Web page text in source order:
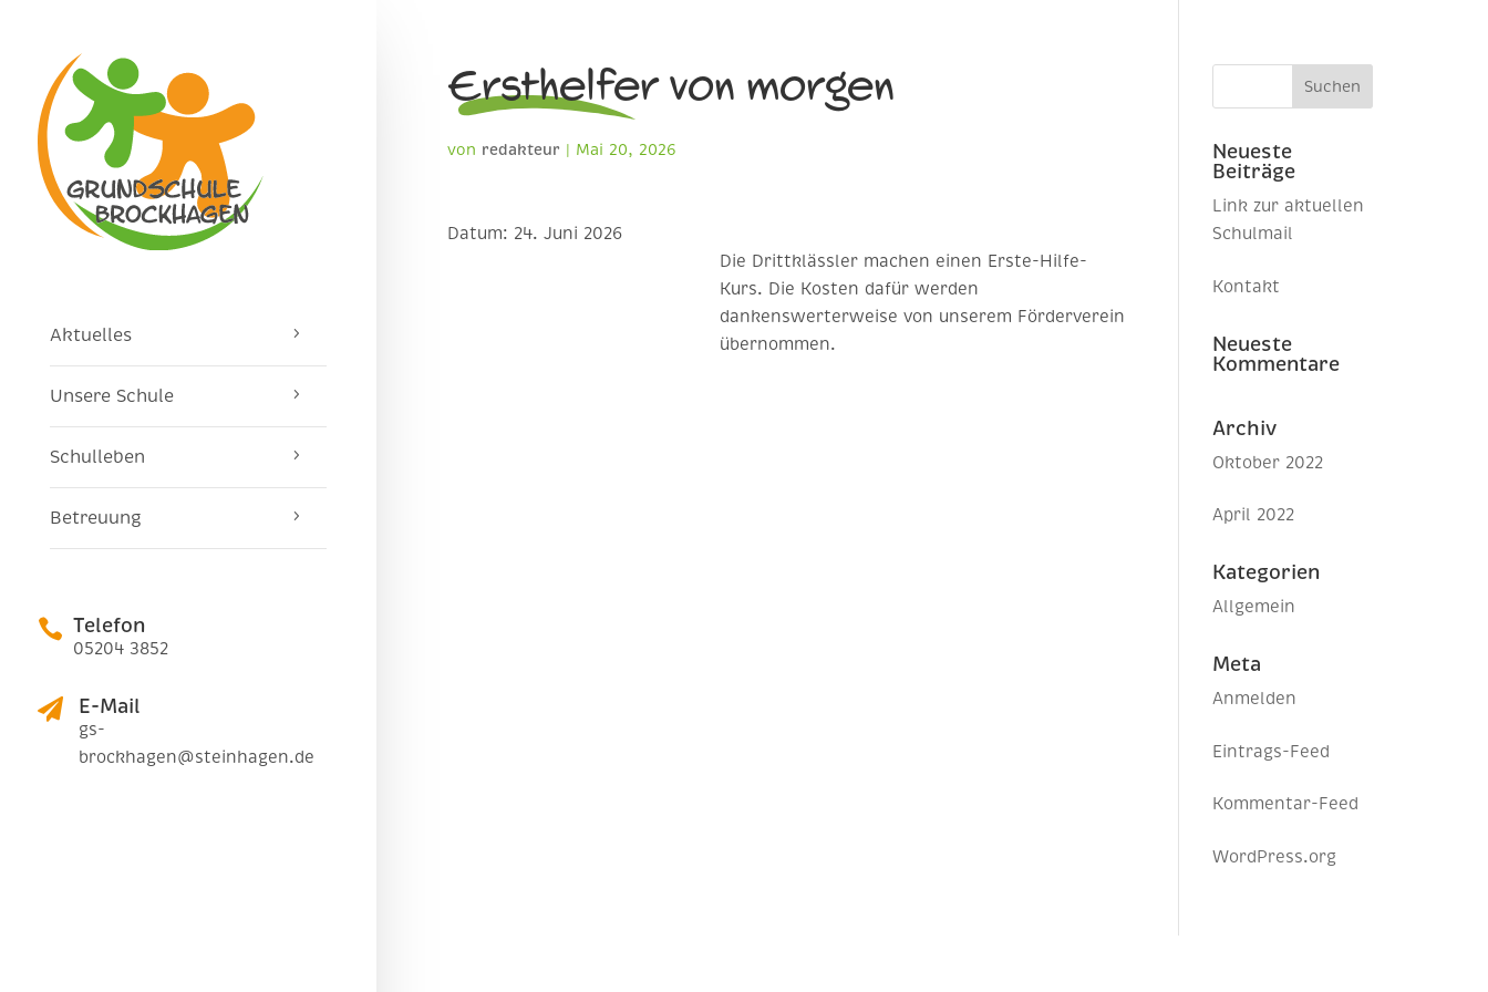
Aktuelles
Unsere Schule
Schulleben
Betreuung
 Telefon
05204 3852
 E-Mail
gs-
brockhagen@steinhagen.de
Ersthelfer von morgen
von redakteur | Mai 20, 2026
Datum: 24. Juni 2026
Die Drittklässler machen einen Erste-Hilfe-
Kurs. Die Kosten dafür werden
dankenswerterweise von unserem Förderverein
übernommen.
Neueste
Beiträge
Link zur aktuellen
Schulmail
Kontakt
Neueste
Kommentare
Archiv
Oktober 2022
April 2022
Kategorien
Allgemein
Meta
Anmelden
Eintrags-Feed
Kommentar-Feed
WordPress.org